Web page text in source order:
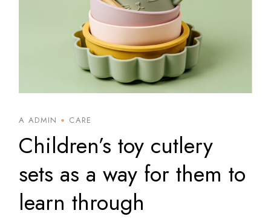
A ADMIN CARE
Children’s toy cutlery
sets as a way for them to
learn through